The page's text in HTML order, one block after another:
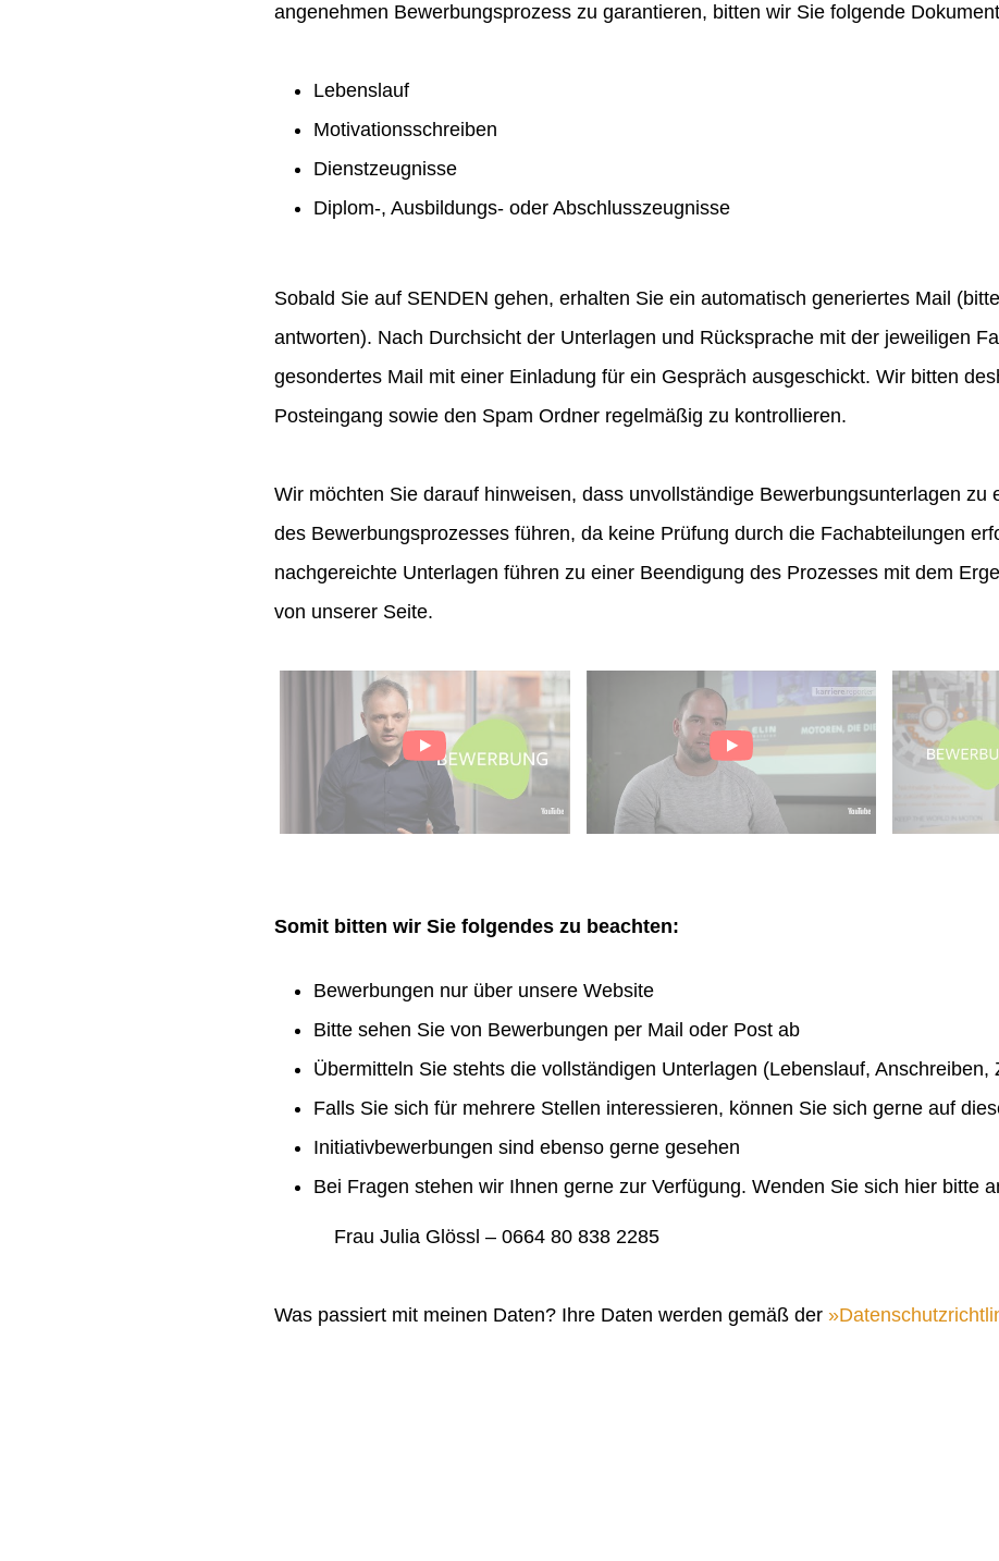
angenehmen Bewerbungsprozess zu garantieren, bitten wir Sie folgende
Lebenslauf
Motivationsschreiben
Dienstzeugnisse
Diplom-, Ausbildungs- oder Abschlusszeugnisse
Sobald Sie auf SENDEN gehen, erhalten Sie ein automatisch generiertes Mail
antworten). Nach Durchsicht der Unterlagen und Rücksprache mit der jeweiligen
gesondertes Mail mit einer Einladung für ein Gespräch ausgeschickt. Wir bitten
Posteingang sowie den Spam Ordner regelmäßig zu kontrollieren.
Wir möchten Sie darauf hinweisen, dass unvollständige Bewerbungsunterlagen zu
des Bewerbungsprozesses führen, da keine Prüfung durch die Fachabteilungen
nachgereichte Unterlagen führen zu einer Beendigung des Prozesses mit dem
von unserer Seite.
Somit bitten wir Sie folgendes zu beachten:
Bewerbungen nur über unsere Website
Bitte sehen Sie von Bewerbungen per Mail oder Post ab
Übermitteln Sie stehts die vollständigen Unterlagen (Lebenslauf, Anschreiben,
Falls Sie sich für mehrere Stellen interessieren, können Sie sich gerne auf
Initiativbewerbungen sind ebenso gerne gesehen
Bei Fragen stehen wir Ihnen gerne zur Verfügung. Wenden Sie sich hier bitte
Frau Julia Glössl – 0664 80 838 2285
Was passiert mit meinen Daten? Ihre Daten werden gemäß der